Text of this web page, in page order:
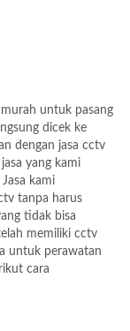
untuk pasang
dicek ke
dengan jasa cctv
yang kami
kami
tanpa harus
tidak bisa
memiliki cctv
untuk perawatan
cara